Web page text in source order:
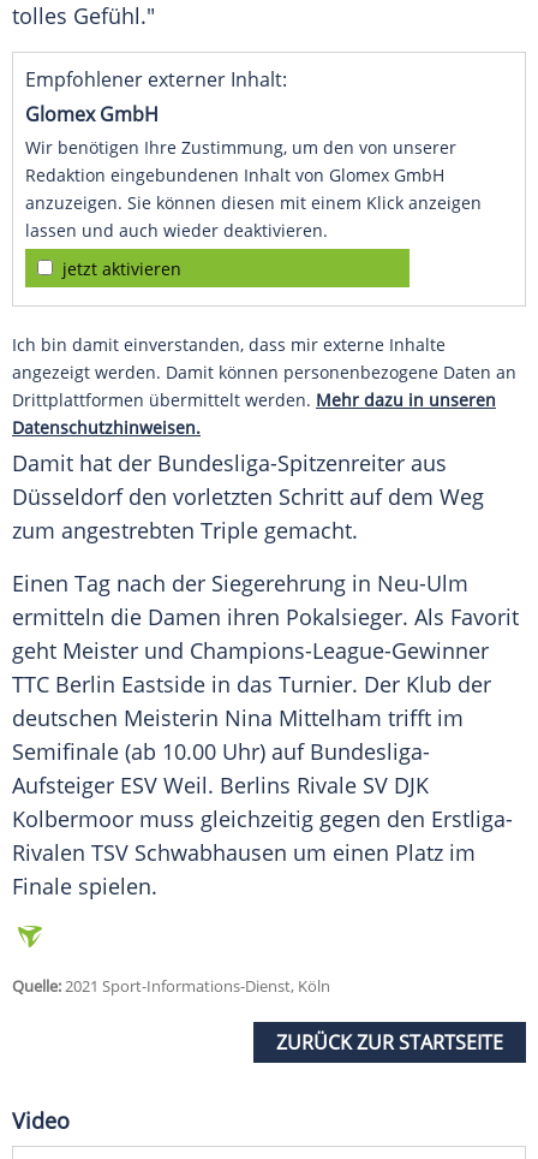
tolles Gefühl."
Empfohlener externer Inhalt:
Glomex GmbH
Wir benötigen Ihre Zustimmung, um den von unserer
Redaktion eingebundenen Inhalt von Glomex GmbH
anzuzeigen. Sie können diesen mit einem Klick anzeigen
lassen und auch wieder deaktivieren.
jetzt aktivieren
Ich bin damit einverstanden, dass mir externe Inhalte
angezeigt werden. Damit können personenbezogene Daten an
Drittplattformen übermittelt werden. Mehr dazu in unseren
Datenschutzhinweisen.
Damit hat der Bundesliga-Spitzenreiter aus
Düsseldorfden vorletzten Schritt auf dem Weg
zum angestrebten Triple gemacht.
Einen Tag nach der Siegerehrung in Neu-Ulm
ermitteln die Damen ihren Pokalsieger. Als Favorit
geht Meister und Champions-League-Gewinner
TTC Berlin Eastside in das Turnier. Der Klub der
deutschen Meisterin Nina Mittelham trifft im
Semifinale (ab 10.00 Uhr) auf Bundesliga-
Aufsteiger ESV Weil. Berlins Rivale SV DJK
Kolbermoor muss gleichzeitig gegen den Erstliga-
Rivalen TSV Schwabhausen um einen Platz im
Finale spielen.
Quelle:2021 Sport-Informations-Dienst, Köln
ZURÜCK ZUR STARTSEITE
Video